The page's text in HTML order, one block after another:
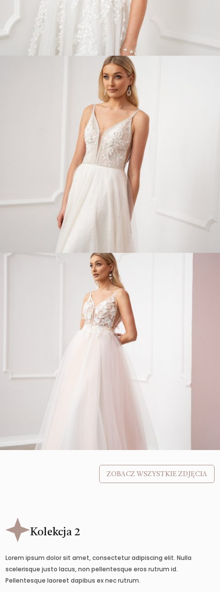
ZOBACZ WSZYSTKIE ZDJĘCIA
Kolekcja 2
Lorem ipsum dolor sit amet, consectetur adipiscing elit. Nulla
scelerisque justo lacus, non pellentesque eros rutrum id.
Pellentesque laoreet dapibus ex nec rutrum.